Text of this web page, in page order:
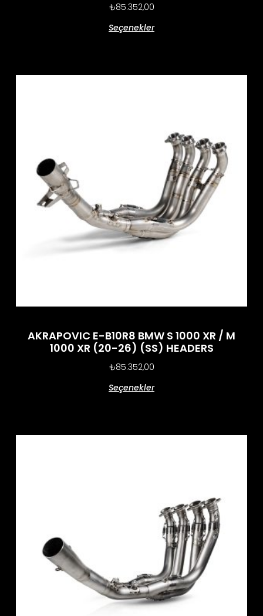
₺85.352,00
Seçenekler
AKRAPOVIC E-B10R8 BMW S 1000 XR / M
1000 XR (20-26) (SS) HEADERS
₺85.352,00
Seçenekler